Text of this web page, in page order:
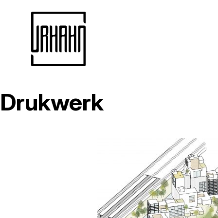
Naar
inhoud
Drukwerk